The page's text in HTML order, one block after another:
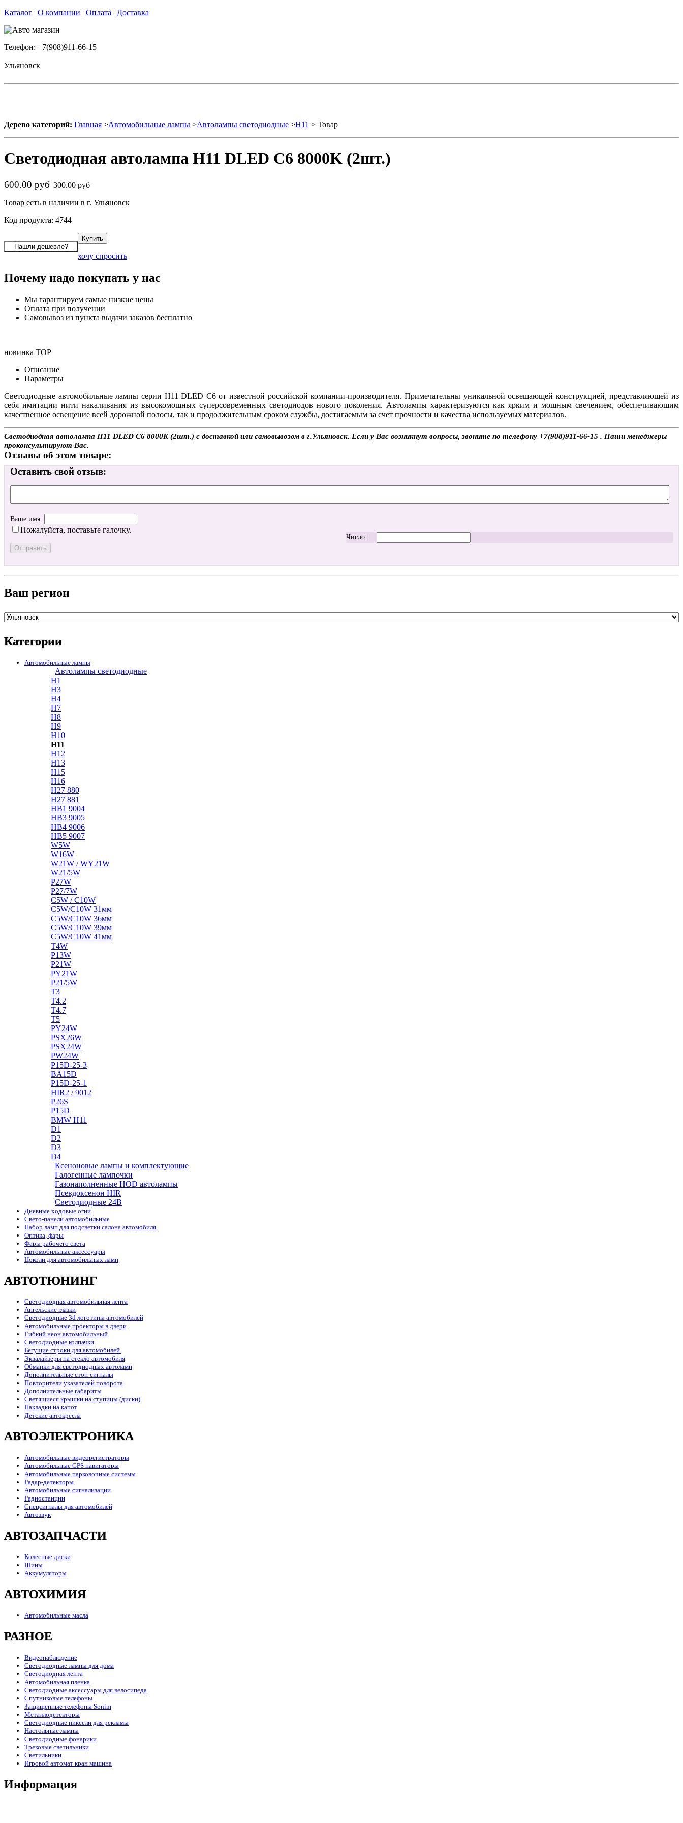
Каталог | О компании | Оплата | Доставка
Телефон: +7(908)911-66-15
Ульяновск
Дерево категорий: Главная >Автомобильные лампы >Автолампы светодиодные >H11 > Товар
Светодиодная автолампа H11 DLED C6 8000K (2шт.)
600.00 руб 300.00 руб
Товар есть в наличии в г. Ульяновск
Код продукта: 4744
хочу спросить
Почему надо покупать у нас
Мы гарантируем самые низкие цены
Оплата при получении
Самовывоз из пункта выдачи заказов бесплатно
новинка TOP
Описание
Параметры
Светодиодные автомобильные лампы серии H11 DLED C6 от известной российской компании-производителя. Примечательны уникальной освещающей конструкцией, представляющей из
себя имитации нити накаливания из высокомощных суперсовременных светодиодов нового поколения. Автолампы характеризуются как ярким и мощным свечением, обеспечивающим
качественное освещение всей дорожной полосы, так и продолжительным сроком службы, достигаемым за счет прочности и качества используемых материалов.
Светодиодная автолампа H11 DLED C6 8000K (2шт.) с доставкой или самовывозом в г.Ульяновск. Если у Вас возникнут вопросы, звоните по телефону +7(908)911-66-15 . Наши менеджеры
проконсультируют Вас.
Отзывы об этом товаре:
Оставить свой отзыв:
Ваше имя:
Пожалуйста, поставьте галочку.
Число:
Ваш регион
Категории
Автомобильные лампы
Автолампы светодиодные
H1
H3
H4
H7
H8
H9
H10
H11
H12
H13
H15
H16
H27 880
H27 881
HB1 9004
HB3 9005
HB4 9006
HB5 9007
W5W
W16W
W21W / WY21W
W21/5W
P27W
P27/7W
C5W / C10W
C5W/C10W 31мм
C5W/C10W 36мм
C5W/C10W 39мм
C5W/C10W 41мм
T4W
P13W
P21W
PY21W
P21/5W
T3
T4.2
T4.7
T5
PY24W
PSX26W
PSX24W
PW24W
P15D-25-3
BA15D
P15D-25-1
HIR2 / 9012
P26S
P15D
BMW H11
D1
D2
D3
D4
Ксеноновые лампы и комплектующие
Галогенные лампочки
Газонаполненные HOD автолампы
Псевдоксенон HIR
Cветодиодные 24B
Дневные ходовые огни
Свето-панели автомобильные
Набор ламп для подсветки салона автомобиля
Оптика, фары
Фары рабочего света
Автомобильные аксессуары
Цоколи для автомобильных ламп
АВТОТЮНИНГ
Светодиодная автомобильная лента
Ангельские глазки
Светодиодные 3d логотипы автомобилей
Автомобильные проекторы в двери
Гибкий неон автомобильный
Светодиодные колпачки
Бегущие строки для автомобилей.
Эквалайзеры на стекло автомобиля
Обманки для светодиодных автоламп
Дополнительные стоп-сигналы
Повторители указателей поворота
Дополнительные габариты
Светящиеся крышки на ступицы (диски)
Накладки на капот
Детские автокресла
АВТОЭЛЕКТРОНИКА
Автомобильные видеорегистраторы
Автомобильные GPS навигаторы
Автомобильные парковочные системы
Радар-детекторы
Автомобильные сигнализации
Радиостанции
Спецсигналы для автомобилей
Автозвук
АВТОЗАПЧАСТИ
Колесные диски
Шины
Аккумуляторы
АВТОХИМИЯ
Автомобильные масла
РАЗНОЕ
Видеонаблюдение
Светодиодные лампы для дома
Светодиодная лента
Автомобильная пленка
Светодиодные аксессуары для велосипеда
Спутниковые телефоны
Защищенные телефоны Sonim
Металлодетекторы
Светодиодные пиксели для рекламы
Настольные лампы
Светодиодные фонарики
Трековые светильники
Светильники
Игровой автомат кран машина
Информация